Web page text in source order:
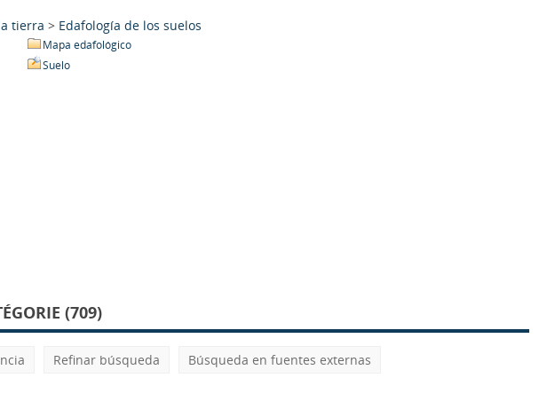
tierra > Edafología de los suelos
Mapa edafológico
Suelo
(709)
Refinar búsqueda Búsqueda en fuentes externas